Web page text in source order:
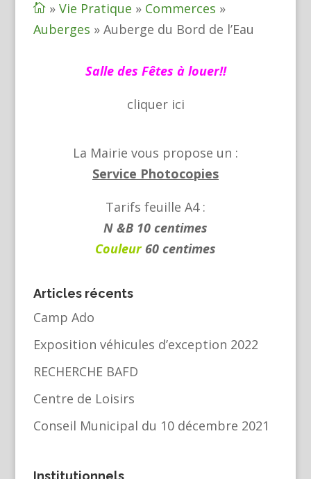
» Vie Pratique » Commerces »
Auberges » Auberge du Bord de l’Eau
Salle des Fêtes à louer!!
cliquer ici
La Mairie vous propose un :
Service Photocopies
Tarifs feuille A4 :
N &B 10 centimes
Couleur60 centimes
Articles récents
Camp Ado
Exposition véhicules d’exception 2022
RECHERCHE BAFD
Centre de Loisirs
Conseil Municipal du 10 décembre 2021